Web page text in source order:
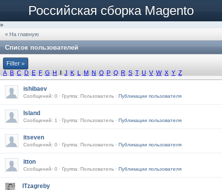
Российская сборка Magento
»
« На главную
Список пользователей
Filter »
A B C D E F G H J K L M N O P Q R S T U V W X Y Z
ishibaev
Сообщений: 0 · Группа: Пользователь · Публикации пользователя
Island
Сообщений: 1 · Группа: Пользователь · Публикации пользователя
itseven
Сообщений: 0 · Группа: Пользователь · Публикации пользователя
itton
Сообщений: 0 · Группа: Пользователь · Публикации пользователя
ITzagreby